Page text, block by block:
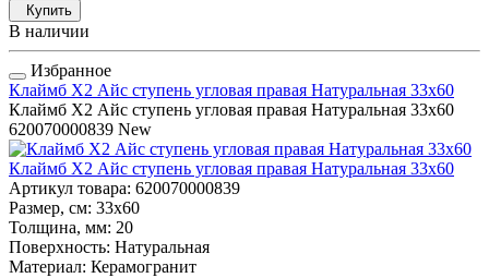
Купить
В наличии
Избранное
Клаймб Х2 Айс ступень угловая правая Натуральная 33x60
Клаймб Х2 Айс ступень угловая правая Натуральная 33x60
620070000839 New
Клаймб Х2 Айс ступень угловая правая Натуральная 33x60
Артикул товара: 620070000839
Размер, см: 33x60
Толщина, мм: 20
Поверхность: Натуральная
Материал: Керамогранит